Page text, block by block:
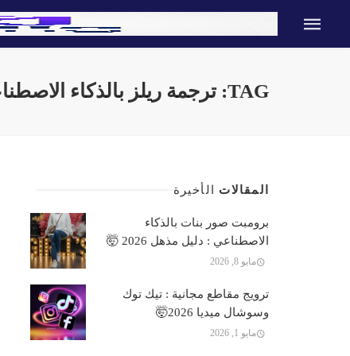
TAG: ترجمة ريلز بالذكاء الاصطناعي
المقالات الأخيرة
برومبت صور بنات بالذكاء
الاصطناعي : دليل مذهل 2026 🤯
مايو 8, 2026
ترويج مقاطع مجانية : تيك توك
وسوشال ميديا 2026🤯
مايو 1, 2026